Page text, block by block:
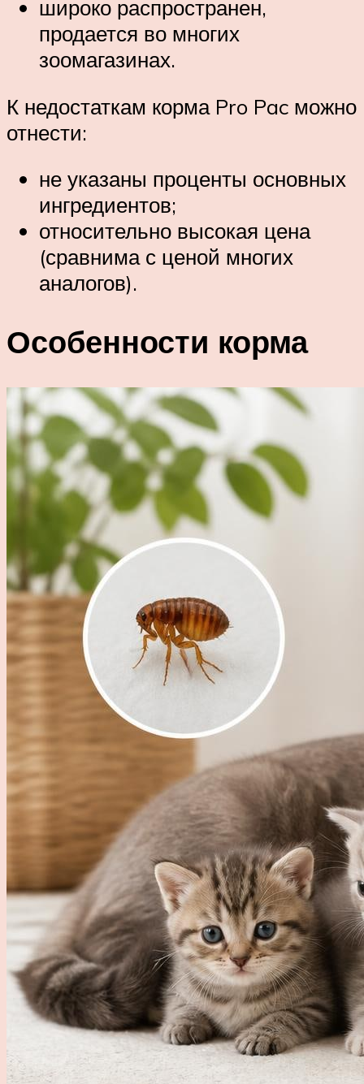
широко распространен,
продается во многих
зоомагазинах.
К недостаткам корма Pro Pac можно
отнести:
не указаны проценты основных
ингредиентов;
относительно высокая цена
(сравнима с ценой многих
аналогов).
Особенности корма